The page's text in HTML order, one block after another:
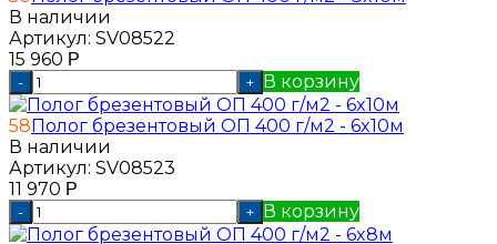
В наличии
Артикул: SV08522
15 960 Р
- + В корзину
58Полог брезентовый ОП 400 г/м2 - 6x10м
В наличии
Артикул: SV08523
11 970 Р
- + В корзину